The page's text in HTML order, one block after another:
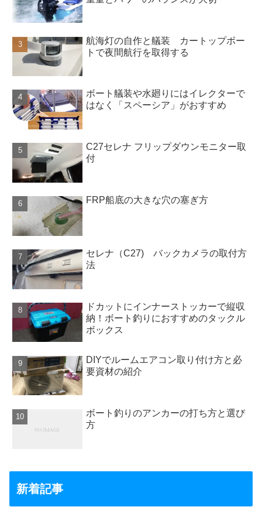
航海灯の自作と艤装 カートップボー
トで夜間航行を取得する
ボート艤装や水廻りにはイレクターで
はなく「スペーシア」がおすすめ
C27セレナ フリップダウンモニター取
付
FRP船底の大きな穴の塞ぎ方
セレナ（C27) バックカメラの取付方
法
ドカットにインナーストッカーで縦収
納！ボート釣りにおすすめのタックル
ボックス
DIYでルームエアコン取り付け方と必
要資材の紹介
ボート釣りのアンカーの打ち方と選び
方
新着記事